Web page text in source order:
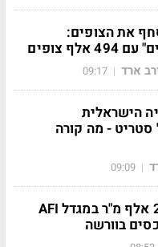
את הצופים:
צופים
ארד |
09:17
הישראלית
- מה קורה
|
09:09
PwC תשכור כ-20 אלף מ"ר במגדל AFI